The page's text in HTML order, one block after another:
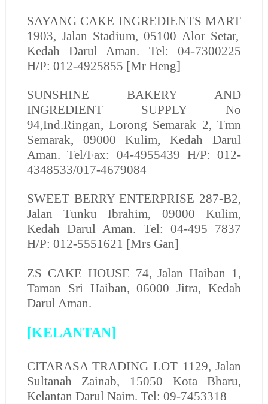
SAYANG CAKE INGREDIENTS MART
1903, Jalan Stadium, 05100 Alor Setar,
Kedah Darul Aman. Tel: 04-7300225
H/P: 012-4925855 [Mr Heng]
SUNSHINE BAKERY AND
INGREDIENT SUPPLYNo
94,Ind.Ringan, Lorong Semarak 2, Tmn
Semarak, 09000 Kulim, Kedah Darul
Aman. Tel/Fax: 04-4955439 H/P: 012-
4348533/017-4679084
SWEET BERRY ENTERPRISE 287-B2,
Jalan Tunku Ibrahim, 09000 Kulim,
Kedah Darul Aman. Tel: 04-495 7837
H/P: 012-5551621 [Mrs Gan]
ZS CAKE HOUSE 74, Jalan Haiban 1,
Taman Sri Haiban, 06000 Jitra, Kedah
Darul Aman.
[KELANTAN]
CITARASA TRADING LOT 1129, Jalan
Sultanah Zainab, 15050 Kota Bharu,
Kelantan Darul Naim. Tel: 09-7453318